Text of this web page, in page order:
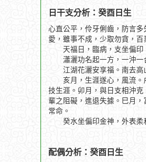
日干支分析：癸酉日生
心直公平，伶牙俐齒，防言
愛，雖事不成，少取勿貪，
天福日，臨病，支坐偏印
瀟灑功名起一方，一沖一
江湖花灑安享福。南去高
亥月，生涯遂心，風流。
技生涯。卯月，與日支相沖
輩之阻礙，進退失據。巳月
常命。
癸水坐偏印金神，外表柔
配偶分析：癸酉日生